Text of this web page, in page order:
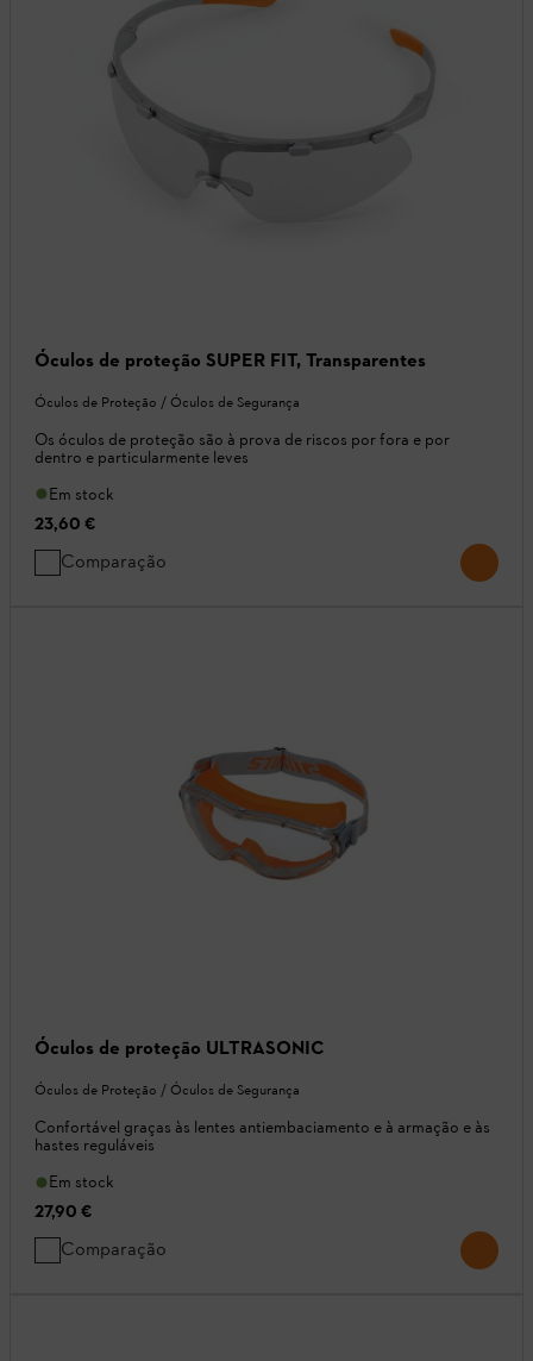
Óculos de proteção SUPER FIT, Transparentes
Óculos de Proteção / Óculos de Segurança
Os óculos de proteção são à prova de riscos por fora e por
dentro e particularmente leves
Em stock
23,60 €
Comparação
Óculos de proteção ULTRASONIC
Óculos de Proteção / Óculos de Segurança
Confortável graças às lentes antiembaciamento e à armação e às
hastes reguláveis
Em stock
27,90 €
Comparação